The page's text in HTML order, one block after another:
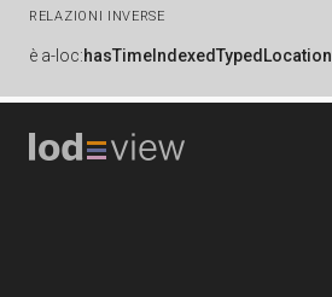
RELAZIONI INVERSE
è a-loc:hasTimeIndexedTypedLocation